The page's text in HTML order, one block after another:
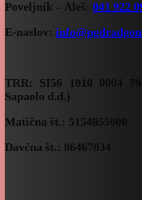
Poveljnik – Aleš: 041 922
E-naslov:
TRR: SI56 1010 0004
Sapaolo d.d.)
Matična št.: 5154855000
Davčna št.: 86467034